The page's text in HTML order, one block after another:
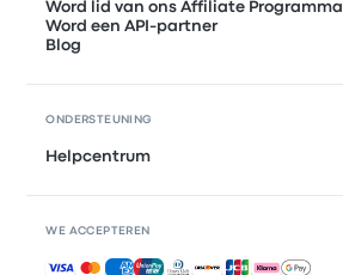
Word lid van ons Affiliate Programma
Word een API-partner
Blog
ONDERSTEUNING
Helpcentrum
WE ACCEPTEREN
Geaccepteerde betalingen